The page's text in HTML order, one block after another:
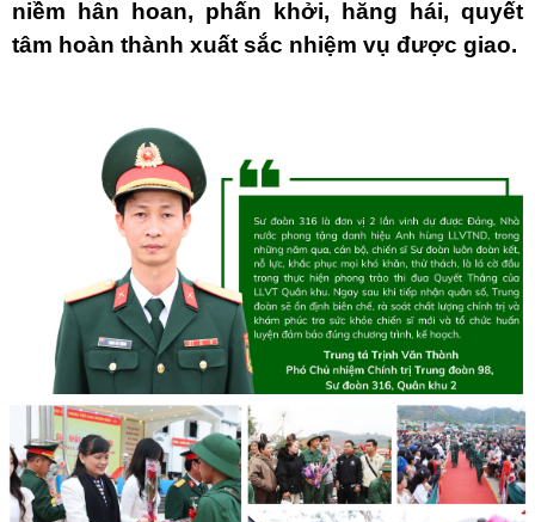
niềm hân hoan, phấn khởi, hăng hái, quyết
tâm hoàn thành xuất sắc nhiệm vụ được giao.